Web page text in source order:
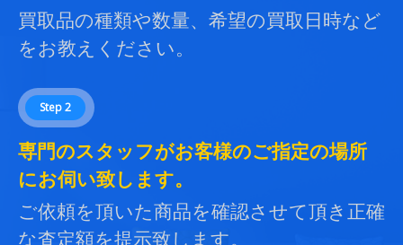
買取品の種類や数量、希望の買取日時など
をお教えください。
Step 2
専門のスタッフがお客様のご指定の場所
にお伺い致します。
ご依頼を頂いた商品を確認させて頂き正確
な査定額を提示致します。